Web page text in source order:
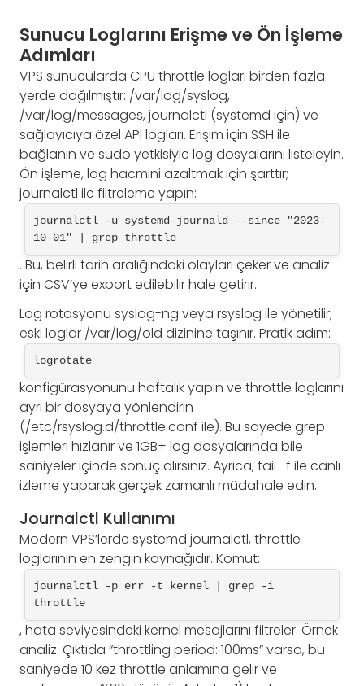
Sunucu Loglarını Erişme ve Ön İşleme
Adımları
VPS sunucularda CPU throttle logları birden fazla
yerde dağılmıştır: /var/log/syslog,
/var/log/messages, journalctl (systemd için) ve
sağlayıcıya özel API logları. Erişim için SSH ile
bağlanın ve sudo yetkisiyle log dosyalarını listeleyin.
Ön işleme, log hacmini azaltmak için şarttır;
journalctl ile filtreleme yapın:
journalctl -u systemd-journald --since "2023-
10-01" | grep throttle
. Bu, belirli tarih aralığındaki olayları çeker ve analiz
için CSV’ye export edilebilir hale getirir.
Log rotasyonu syslog-ng veya rsyslog ile yönetilir;
eski loglar /var/log/old dizinine taşınır. Pratik adım:
logrotate
konfigürasyonunu haftalık yapın ve throttle loglarını
ayrı bir dosyaya yönlendirin
(/etc/rsyslog.d/throttle.conf ile). Bu sayede grep
işlemleri hızlanır ve 1GB+ log dosyalarında bile
saniyeler içinde sonuç alırsınız. Ayrıca, tail -f ile canlı
izleme yaparak gerçek zamanlı müdahale edin.
Journalctl Kullanımı
Modern VPS’lerde systemd journalctl, throttle
loglarının en zengin kaynağıdır. Komut:
journalctl -p err -t kernel | grep -i
throttle
, hata seviyesindeki kernel mesajlarını filtreler. Örnek
analiz: Çıktıda “throttling period: 100ms” varsa, bu
saniyede 10 kez throttle anlamına gelir ve